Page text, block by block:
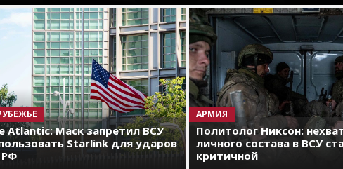
Atlantic: Маск запретил ВСУ
Starlink для ударов
РФ
АРМИЯ
Политолог Никсон:
личного состава в ВСУ
критичной